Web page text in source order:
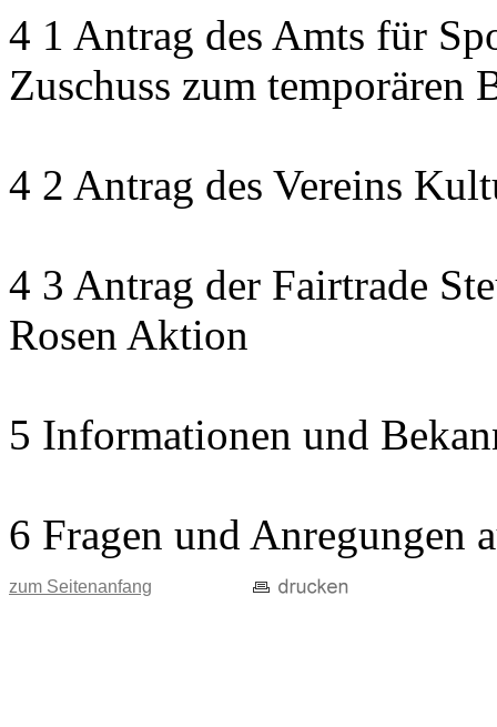
4 1 Antrag des Amts für
Zuschuss zum temporären
4 2 Antrag des Vereins
4 3 Antrag der Fairtrade
Rosen Aktion
5 Informationen und
6 Fragen und Anregungen
zum Seitenanfang